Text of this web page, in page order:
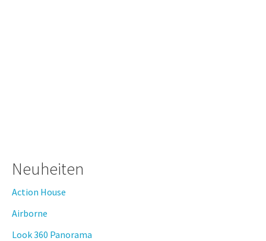
Neuheiten
Action House
Airborne
Look 360 Panorama